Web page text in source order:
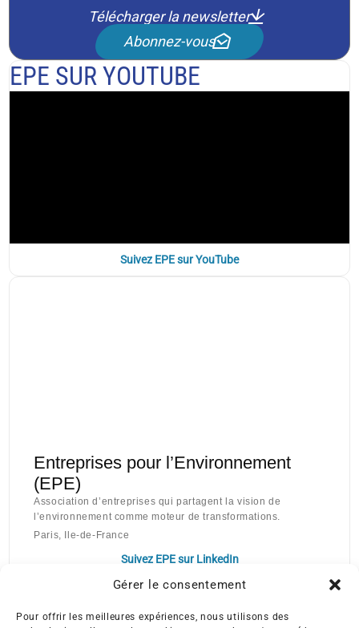
Gérer le consentement
Pour offrir les meilleures expériences, nous utilisons des
Télécharger la newsletter
Abonnez-vous
EPE SUR YOUTUBE
Suivez EPE sur YouTube
Entreprises pour l’Environnement
(EPE)
Association d’entreprises qui partagent la vision de
l’environnement comme moteur de transformations.
Paris, Ile-de-France
Suivez EPE sur LinkedIn